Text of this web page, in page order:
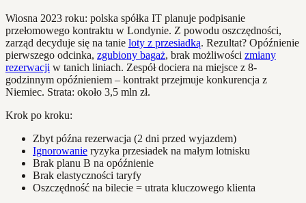
Wiosna 2023 roku: polska spółka IT planuje podpisanie
przełomowego kontraktu w Londynie. Z powodu oszczędności,
zarząd decyduje się na tanie loty z przesiadką. Rezultat? Opóźnienie
pierwszego odcinka, zgubiony bagaż, brak możliwości zmiany
rezerwacji w tanich liniach. Zespół dociera na miejsce z 8-
godzinnym opóźnieniem – kontrakt przejmuje konkurencja z
Niemiec. Strata: około 3,5 mln zł.
Krok po kroku:
Zbyt późna rezerwacja (2 dni przed wyjazdem)
Ignorowanie ryzyka przesiadek na małym lotnisku
Brak planu B na opóźnienie
Brak elastyczności taryfy
Oszczędność na bilecie = utrata kluczowego klienta